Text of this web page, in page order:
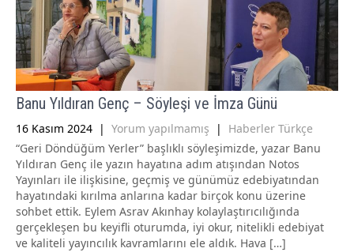
Banu Yıldıran Genç – Söyleşi ve İmza Günü
16 Kasım 2024 | Yorum yapılmamış | Haberler Türkçe
“Geri Döndüğüm Yerler” başlıklı söyleşimizde, yazar Banu
Yıldıran Genç ile yazın hayatına adım atışından Notos
Yayınları ile ilişkisine, geçmiş ve günümüz edebiyatından
hayatındaki kırılma anlarına kadar birçok konu üzerine
sohbet ettik. Eylem Asrav Akınhay kolaylaştırıcılığında
gerçekleşen bu keyifli oturumda, iyi okur, nitelikli edebiyat
ve kaliteli yayıncılık kavramlarını ele aldık. Hava […]